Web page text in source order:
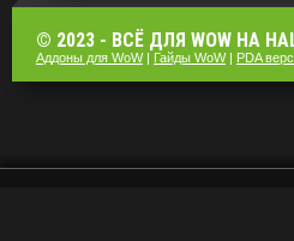
© 2023 - ВСЁ ДЛЯ WOW НА
Аддоны для WoW| Гайды WoW| PDA